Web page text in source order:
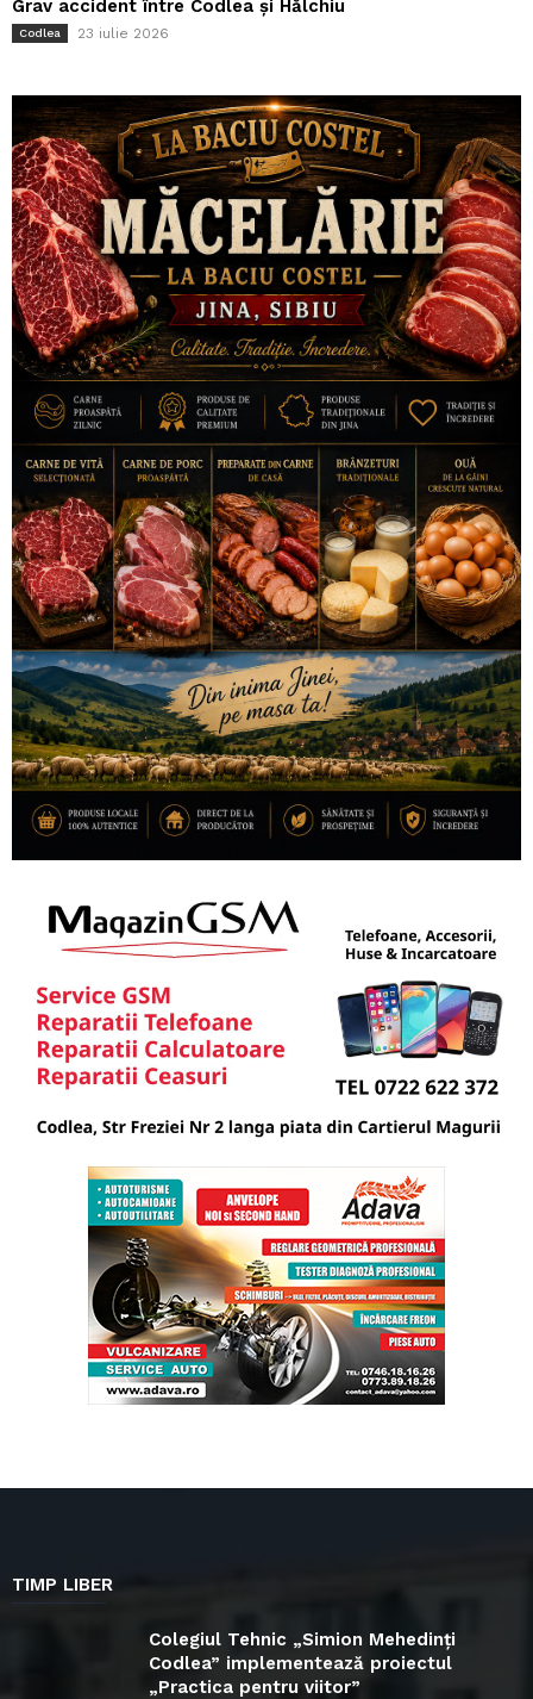
Grav accident între Codlea și Hălchiu
Codlea 23 iulie 2026
TIMP LIBER
Colegiul Tehnic „Simion Mehedinți
Codlea” implementează proiectul
„Practica pentru viitor”